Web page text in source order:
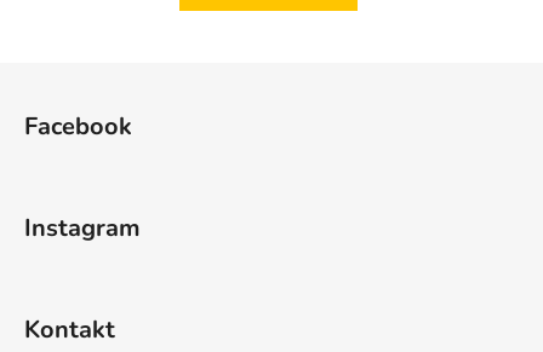
Facebook
Instagram
Kontakt